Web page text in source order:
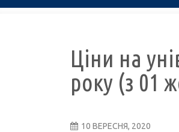
Ціни на
року (з 01
10 ВЕРЕСНЯ, 2020